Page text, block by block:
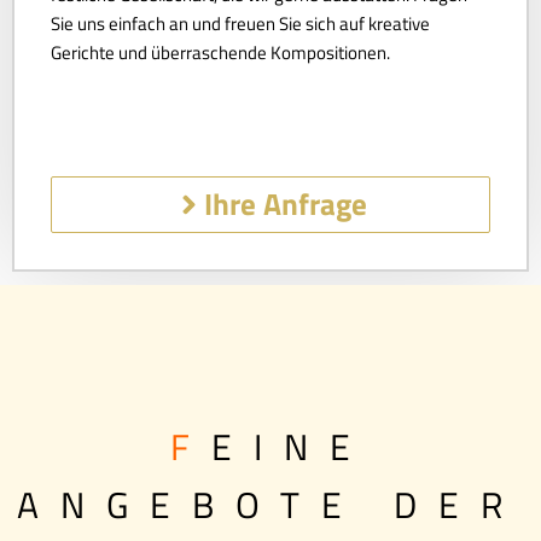
Sie uns einfach an und freuen Sie sich auf kreative
Gerichte und überraschende Kompositionen.
Ihre Anfrage
F EINE
ANGEBOTE DER